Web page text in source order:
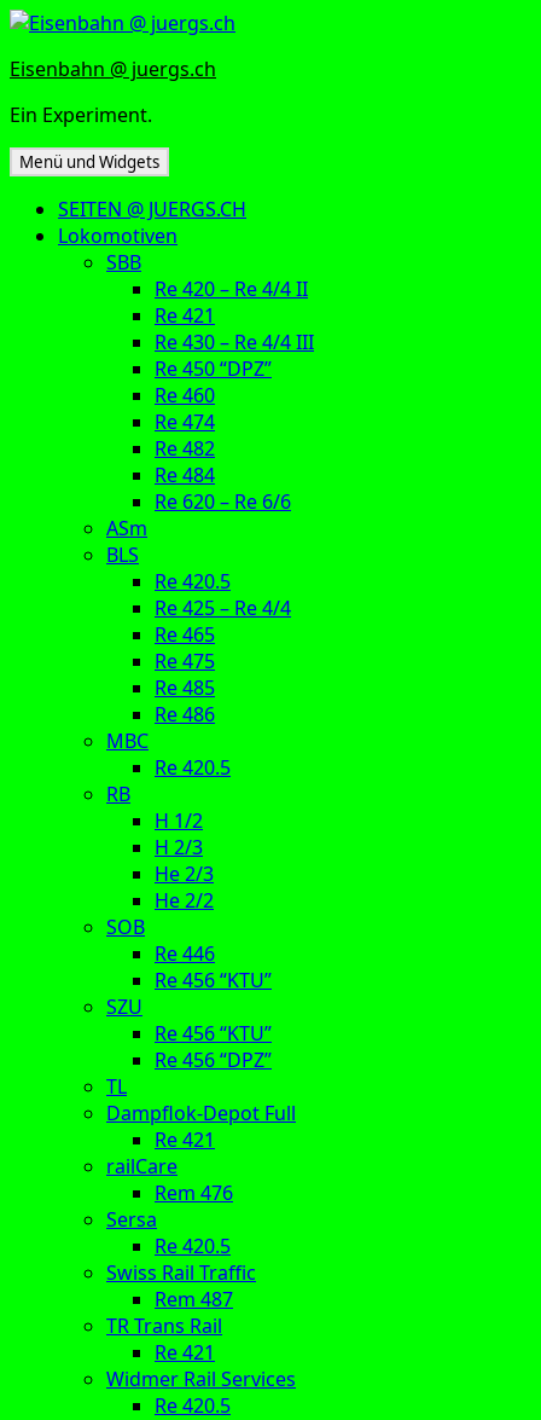
Zum
springen
Eisenbahn @ juergs.ch
Ein Experiment.
Menü und Widgets
SEITEN @ JUERGS.CH
Lokomotiven
SBB
Re 420 – Re 4/4 II
Re 421
Re 430 – Re 4/4 III
Re 450 “DPZ”
Re 460
Re 474
Re 482
Re 484
Re 620 – Re 6/6
ASm
BLS
Re 420.5
Re 425 – Re 4/4
Re 465
Re 475
Re 485
Re 486
MBC
Re 420.5
RB
H 1/2
H 2/3
He 2/3
He 2/2
SOB
Re 446
Re 456 “KTU”
SZU
Re 456 “KTU”
Re 456 “DPZ”
TL
Dampflok-Depot Full
Re 421
railCare
Rem 476
Sersa
Re 420.5
Swiss Rail Traffic
Rem 487
TR Trans Rail
Re 421
Widmer Rail Services
Re 420.5